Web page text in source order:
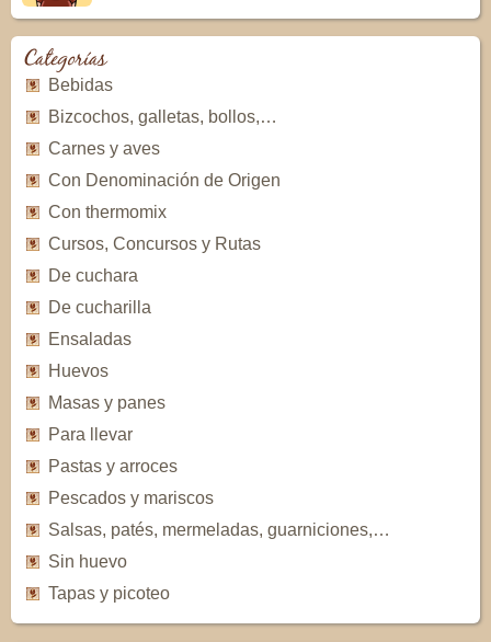
Categorías
Bebidas
Bizcochos, galletas, bollos,…
Carnes y aves
Con Denominación de Origen
Con thermomix
Cursos, Concursos y Rutas
De cuchara
De cucharilla
Ensaladas
Huevos
Masas y panes
Para llevar
Pastas y arroces
Pescados y mariscos
Salsas, patés, mermeladas, guarniciones,…
Sin huevo
Tapas y picoteo